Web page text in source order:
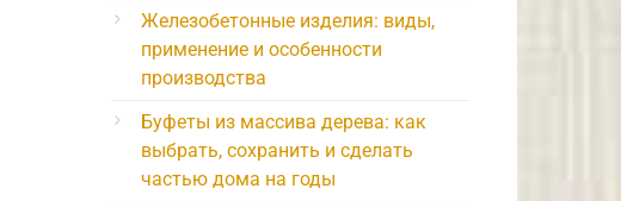
Железобетонные изделия: виды,
применение и особенности
производства
Буфеты из массива дерева: как
выбрать, сохранить и сделать
частью дома на годы